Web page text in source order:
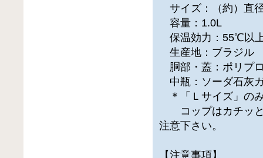
サイズ：（約）直
容量：1.0L
保温効力：55℃以
生産地：ブラジル
胴部・蓋：ポリプ
中瓶：ソーダ石灰
＊「Ｌサイズ」の
コップはカチッと
注意下さい。
【注意事項】